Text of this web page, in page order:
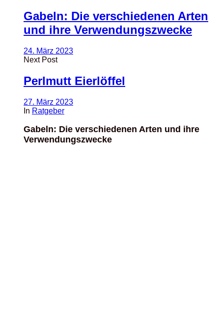
Gabeln: Die verschiedenen Arten
und ihre Verwendungszwecke
24. März 2023
Next Post
Perlmutt Eierlöffel
27. März 2023
In Ratgeber
Gabeln: Die verschiedenen Arten und ihre
Verwendungszwecke